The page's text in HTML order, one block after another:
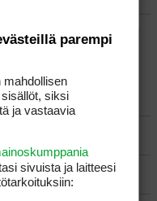
parempi
mahdollisen
siksi
ja vastaavia
sivuista ja laitteesi